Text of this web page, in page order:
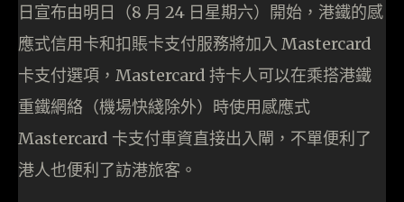
日宣布由明日（8 月 24 日星期六）開始，港鐵的感
應式信用卡和扣賬卡支付服務將加入 Mastercard
卡支付選項，Mastercard 持卡人可以在乘搭港鐵
重鐵網絡（機場快綫除外）時使用感應式
Mastercard 卡支付車資直接出入閘，不單便利了
港人也便利了訪港旅客。